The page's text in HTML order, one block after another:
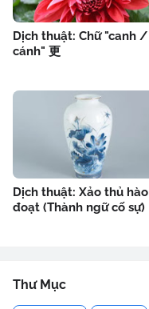
Dịch thuật: Chữ "canh /
cánh" 更
Dịch thuật: Xảo thủ hào
đoạt (Thành ngữ cố sự)
Thư Mục